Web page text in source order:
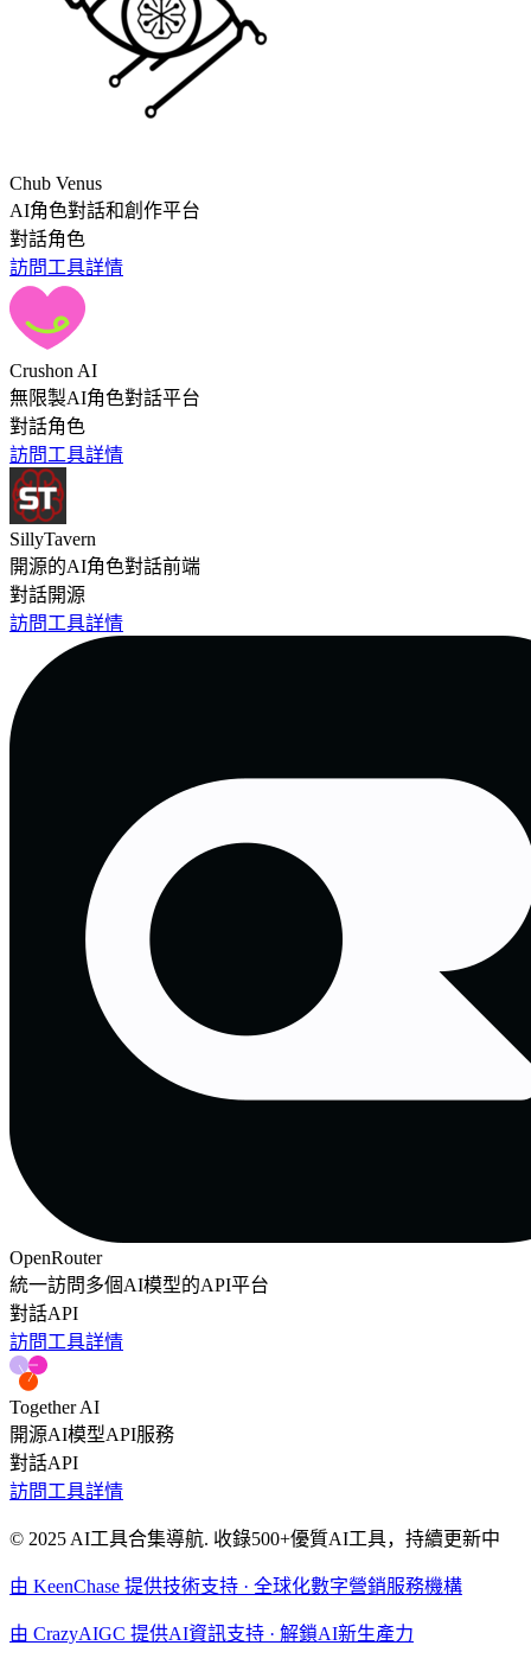
Chub Venus
AI角色對話和創作平台
對話角色
訪問工具詳情
Crushon AI
無限製AI角色對話平台
對話角色
訪問工具詳情
SillyTavern
開源的AI角色對話前端
對話開源
訪問工具詳情
OpenRouter
統一訪問多個AI模型的API平台
對話API
訪問工具詳情
Together AI
開源AI模型API服務
對話API
訪問工具詳情
© 2025 AI工具合集導航. 收錄500+優質AI工具，持續更新中
由 KeenChase 提供技術支持 · 全球化數字營銷服務機構
由 CrazyAIGC 提供AI資訊支持 · 解鎖AI新生產力